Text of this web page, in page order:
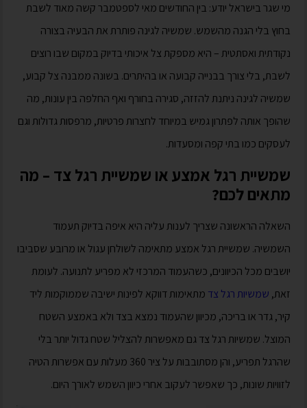
מי שגר בישראל יודע: בין החודשים מאי לספטמבר קשה מאוד לשבת
בחוץ בלי הגנה מהשמש. שמשיה לגינה פותרת את הבעיה בצורה
נקודתית ואסתטית – היא מספקת צל איכותי בדיוק במקום שבו רוצים
לשבת, בלי צורך בבנייה קבועה או בהיתרים. בשונה ממבנה צל קבוע,
שמשיה לגינה ניתנת להזזה, סגירה בחורף ואף החלפה בין עונות, מה
שהופך אותה לפתרון גמיש במיוחד לחצרות פרטיות, מרפסות גדולות וגם
לעסקים כמו בתי קפה ומסעדות.
שמשיית רגל אמצע או שמשיית רגל צד – מה
מתאים לכם?
השאלה הראשונה שצריך לענות עליה היא איפה בדיוק תעמוד
השמשיה. שמשיית רגל אמצע מתאימה לשולחן עגול או מרובע שסביבו
יושבים מכל הכיוונים, כשהעמוד המרכזי לא מפריע לתנועה. לעומת
זאת, שמשיות רגל צד מתאימות דווקא לפינות ישיבה שממוקמות ליד
קיר, גדר או בריכה, מכיוון שהעמוד נמצא בצד ולא באמצע השטח
המוצל. שמשיות רגל צד גם מאפשרות להצליל שטח גדול יותר בלי
שהרגל תפריע, והן מסתובבות על ציר 360 מעלות עם אפשרות הטיה
לזוויות שונות, כך שאפשר לעקוב אחרי כיוון השמש לאורך היום.